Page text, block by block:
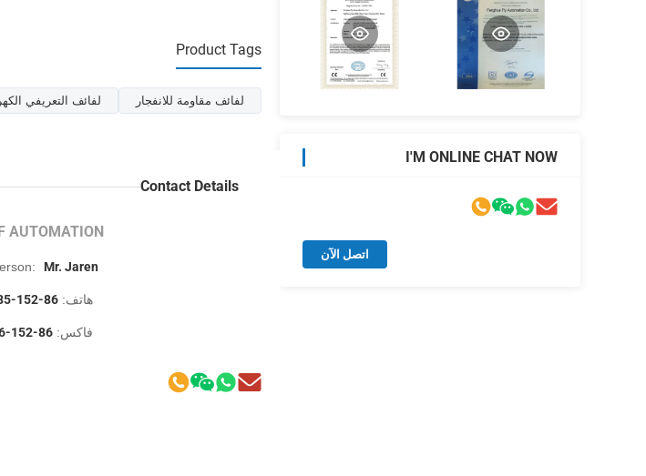
I'M ONLINE CHAT NOW
اتصل الآن
Product Tags
لفائف مقاومة للانفجار لفائف التعريفي
Contact Details
AUTOMATION
Mr. Jaren
هاتف: 86-152-5785-8856
فاكس: 86-152-57858856